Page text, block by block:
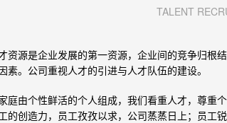
TALENT
资源是企业发展的第一资源，企业间的竞争归根
素。公司重视人才的引进与人才队伍的建设。
庭由个性鲜活的个人组成，我们看重人才，尊重
的创造力，员工孜孜以求，公司蒸蒸日上；员工